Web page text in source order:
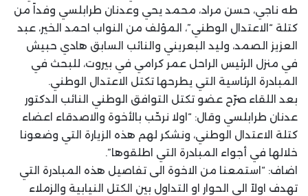
طه ناجي، حسن مراد، محمد يحي وعدنان طرابلسي وفداً من
كتلة “الاعتدال الوطني”، المؤلف من النواب احمد الخير، عبد
العزيز الصمد، وليد البعريني والنائب السابق هادي حبيش
في منزل الرئيس الراحل عمر كرامي في بيروت، للبحث في
المبادرة الرئاسية التي يطرحها تكتل الاعتدال الوطني.
بعد اللقاء صرّح عضو تكتل التوافق الوطني النائب الدكتور
عدنان طرابلسي وقال: “اولا نرحّب بالأخوة والاصدقاء اعضاء
كتلة الاعتدال الوطني، ونشكر لهم هذه الزيارة التي وضعونا
خلالها في أجواء المبادرة التي اطلقوها”.
اضاف: “استمعنا من الاخوة الى تفاصيل هذه المبادرة التي
تهدف اولاً الى الحوار او التداول بين الكتل النيابية والزملاء